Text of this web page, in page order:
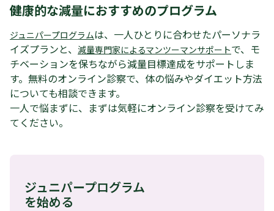
健康的な減量におすすめのプログラム
ジュニパープログラムは、一人ひとりに合わせたパーソナラ
イズプランと、 減量専門家によるマンツーマンサポートで、モ
チベーションを保ちながら減量目標達成をサポートしま
す。無料のオンライン診察で、体の悩みやダイエット方法
についても相談できます。
一人で悩まずに、まずは気軽にオンライン診察を受けてみ
てください。
ジュニパープログラム
を始める